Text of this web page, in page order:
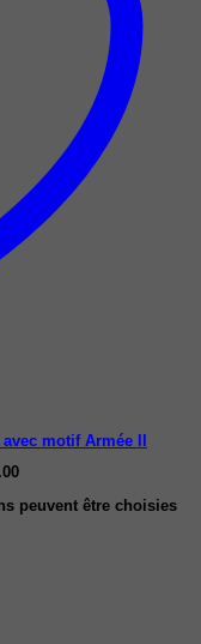
motif Armée II
peuvent être choisies